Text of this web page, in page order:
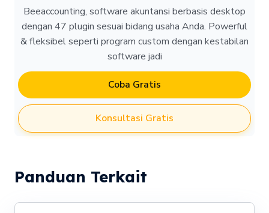
Beeaccounting, software akuntansi berbasis desktop
dengan 47 plugin sesuai bidang usaha Anda. Powerful
& fleksibel seperti program custom dengan kestabilan
software jadi
Coba Gratis
Konsultasi Gratis
Panduan Terkait